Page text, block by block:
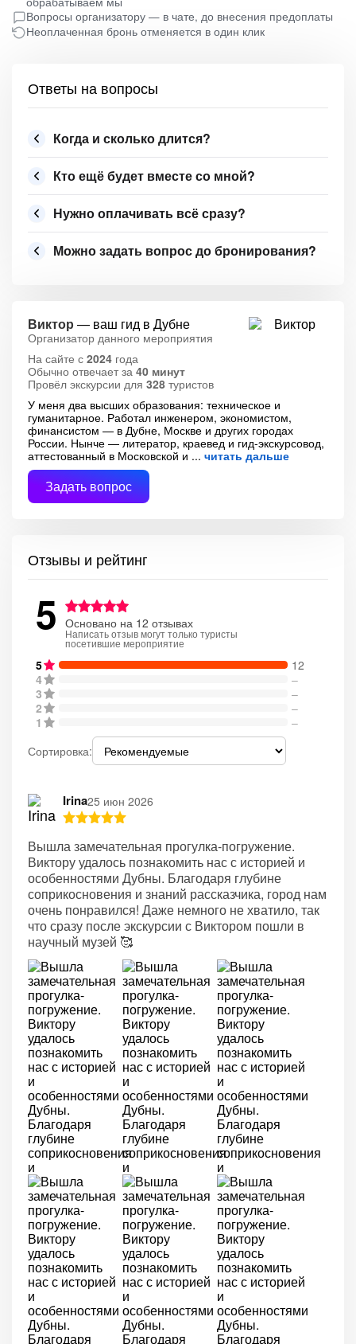
Вопросы организатору — в чате, до внесения предоплаты
Неоплаченная бронь отменяется в один клик
Ответы на вопросы
Когда и сколько длится?
Кто ещё будет вместе со мной?
Нужно оплачивать всё сразу?
Можно задать вопрос до бронирования?
Виктор — ваш гид в Дубне
Организатор данного мероприятия
На сайте с 2024 года
Обычно отвечает за 40 минут
Провёл экскурсии для 328 туристов
У меня два высших образования: техническое и
гуманитарное. Работал инженером, экономистом,
финансистом — в Дубне, Москве и других городах
России. Нынче — литератор, краевед и гид-экскурсовод,
аттестованный в Московской и
читать дальше
Задать вопрос
Отзывы и рейтинг
5 Основано на 12 отзывах
Написать отзыв могут только туристы
посетившие мероприятие
5
12
4
–
3
–
2
–
1
–
Сортировка:
Irina25 июн 2026
Вышла замечательная прогулка-погружение.
Виктору удалось познакомить нас с историей и
особенностями Дубны. Благодаря глубине
соприкосновения и знаний рассказчика, город нам
очень понравился! Даже немного не хватило, так
что сразу после экскурсии с Виктором пошли в
научный музей 🥰